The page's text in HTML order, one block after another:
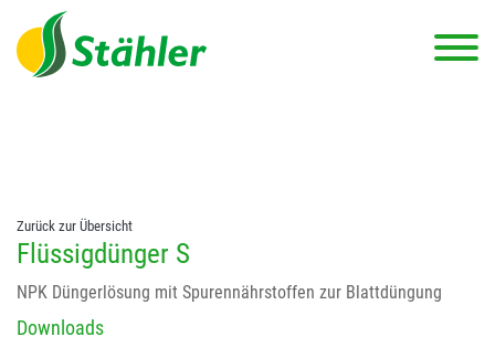
string(78) "Test 12 {FONT:12} // Dosierungen: test 123 dfasdf
asdfW134 245 34" string(62) "Test 12 {FONT:12} Dosierungen: test
123 dfasdf asdfW134 245 34"
Zurück zur Übersicht
Flüssigdünger S
NPK Düngerlösung mit Spurennährstoffen zur Blattdüngung
Downloads